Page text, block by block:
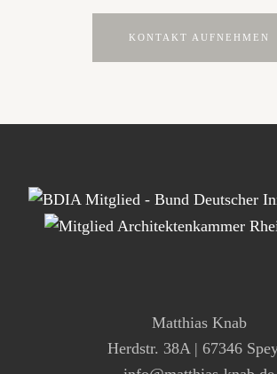
KONTAKT AUFNEHMEN
Matthias Knab
Herdstr. 38A | 67346